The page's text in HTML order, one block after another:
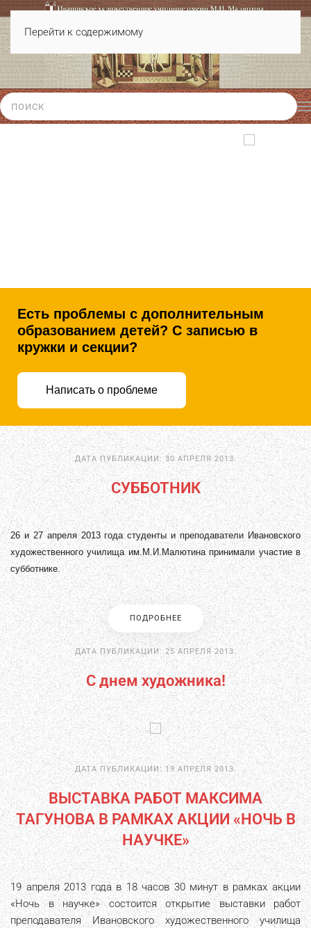
Перейти к содержимому
Есть проблемы с дополнительным
образованием детей? С записью в
кружки и секции?
Написать о проблеме
ДАТА ПУБЛИКАЦИИ: 30 АПРЕЛЯ 2013.
СУББОТНИК
26 и 27 апреля 2013 года студенты и преподаватели Ивановского
художественного училища им.М.И.Малютина принимали участие в
субботнике.
ПОДРОБНЕЕ
ДАТА ПУБЛИКАЦИИ:25 АПРЕЛЯ 2013.
С днем художника!
ДАТА ПУБЛИКАЦИИ: 19 АПРЕЛЯ 2013.
ВЫСТАВКА РАБОТ МАКСИМА
ТАГУНОВА В РАМКАХ АКЦИИ «НОЧЬ В
НАУЧКЕ»
19 апреля 2013 года в 18 часов 30 минут в рамках акции
«Ночь в научке» состоится открытие выставки работ
преподавателя Ивановского художественного училища